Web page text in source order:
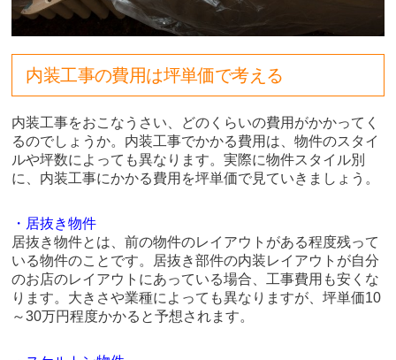
内装工事の費用は坪単価で考える
内装工事をおこなうさい、どのくらいの費用がかかってく
るのでしょうか。内装工事でかかる費用は、物件のスタイ
ルや坪数によっても異なります。実際に物件スタイル別
に、内装工事にかかる費用を坪単価で見ていきましょう。
・居抜き物件
居抜き物件とは、前の物件のレイアウトがある程度残って
いる物件のことです。居抜き部件の内装レイアウトが自分
のお店のレイアウトにあっている場合、工事費用も安くな
ります。大きさや業種によっても異なりますが、坪単価10
～30万円程度かかると予想されます。